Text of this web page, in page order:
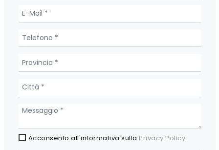
Acconsento all'informativa sulla Privacy Policy